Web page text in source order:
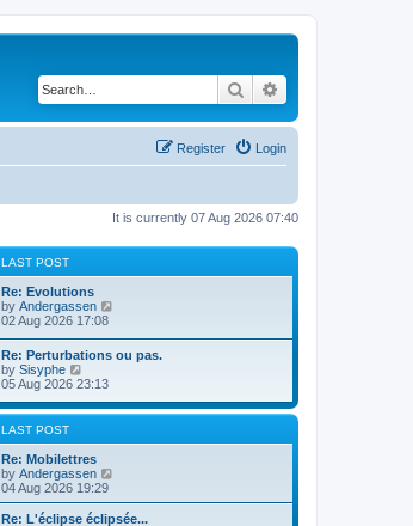
Search
Login
Register
It is currently 07 Aug 2026 07:40
LAST POST
Re: Evolutions
by Andergassen
t
l
a
e
o
s
02 Aug 2026 17:08
Re: Perturbations ou pas.
by Sisyphe
i
w
e
l
a
t
e
05 Aug 2026 23:13
LAST POST
Re: Mobilettres
by Andergassen
e
w
04 Aug 2026 19:29
Re: L'éclipse éclipsée...